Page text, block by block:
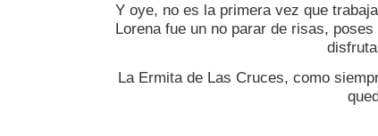
Y oye, no es la primera vez que
Lorena fue un no parar de risas,
La Ermita de Las Cruces, como